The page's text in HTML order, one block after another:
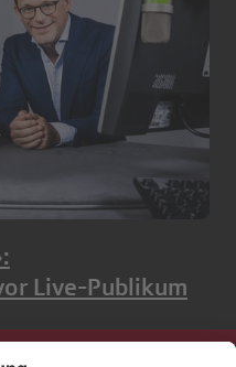
Live-Publikum